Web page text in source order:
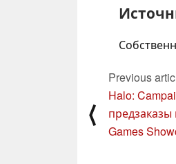
⟨
Previous
Halo:
предзаказы
Games